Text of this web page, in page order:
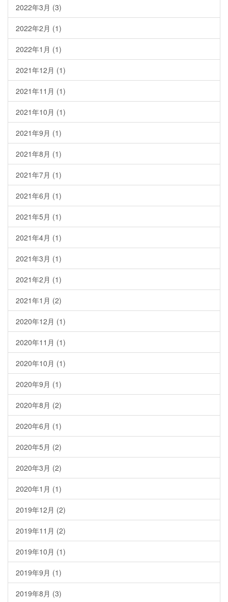
2022年3月 (3)
2022年2月 (1)
2022年1月 (1)
2021年12月 (1)
2021年11月 (1)
2021年10月 (1)
2021年9月 (1)
2021年8月 (1)
2021年7月 (1)
2021年6月 (1)
2021年5月 (1)
2021年4月 (1)
2021年3月 (1)
2021年2月 (1)
2021年1月 (2)
2020年12月 (1)
2020年11月 (1)
2020年10月 (1)
2020年9月 (1)
2020年8月 (2)
2020年6月 (1)
2020年5月 (2)
2020年3月 (2)
2020年1月 (1)
2019年12月 (2)
2019年11月 (2)
2019年10月 (1)
2019年9月 (1)
2019年8月 (3)